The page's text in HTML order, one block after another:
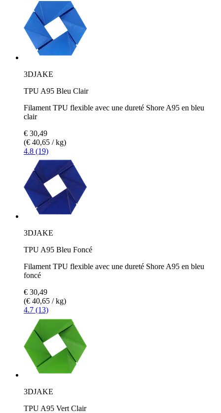
3DJAKE
TPU A95 Bleu Clair
Filament TPU flexible avec une dureté Shore A95 en bleu
clair
€ 30,49
(€ 40,65 / kg)
4.8 (19)
3DJAKE
TPU A95 Bleu Foncé
Filament TPU flexible avec une dureté Shore A95 en bleu
foncé
€ 30,49
(€ 40,65 / kg)
4.7 (13)
3DJAKE
TPU A95 Vert Clair